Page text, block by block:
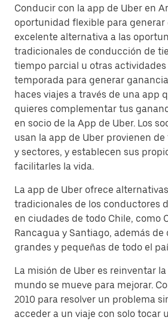
Conducir con la app de Uber en
oportunidad flexible para generar
excelente alternativa a las
tradicionales de conducción de
tiempo parcial u otras
temporada para generar
haces viajes a través de una app
quieres complementar tus
en socio de la App de Uber. Los
usan la app de Uber provienen
y sectores, y establecen sus
facilitarles la vida.
La app de Uber ofrece
tradicionales de los conductores
en ciudades de todo Chile, como
Rancagua y Santiago, además de
grandes y pequeñas de todo el
La misión de Uber es reinventar
mundo se mueve para mejorar.
2010 para resolver un problema
acceder a un viaje con solo tocar